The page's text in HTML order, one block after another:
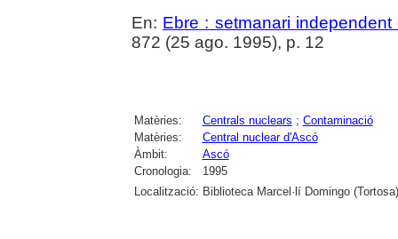
En: Ebre : setmanari
872 (25 ago. 1995), p. 12
Matèries: Centrals nuclears ; Contaminació
Matèries:
Central nuclear d'Ascó
Àmbit:
Ascó
Cronologia:
1995
Localització: Biblioteca Marcel·lí Domingo (Tortosa)